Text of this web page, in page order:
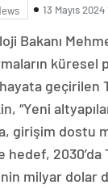
13 Mayıs
Bakanı
küresel
geçirilen
“Yeni
girişim dostu
2030’da
milyar dolar